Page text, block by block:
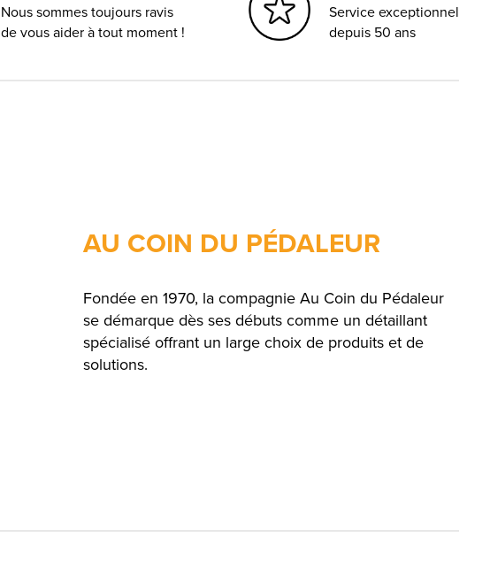
Nous sommes toujours ravis
de vous aider à tout moment !
Service exceptionnel
depuis 50 ans
AU COIN DU PÉDALEUR
Fondée en 1970, la compagnie Au Coin du Pédaleur
se démarque dès ses débuts comme un détaillant
spécialisé offrant un large choix de produits et de
solutions.